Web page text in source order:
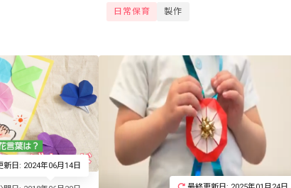
日常保育 製作
新日: 2024年06月14日